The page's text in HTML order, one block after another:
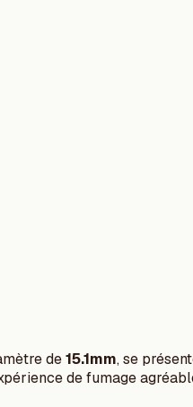
de15.1mm, se
de fumage